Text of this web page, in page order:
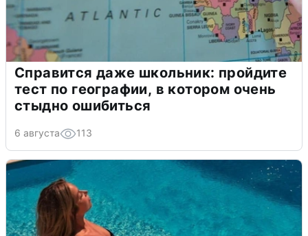
Справится даже школьник: пройдите
тест по географии, в котором очень
стыдно ошибиться
6 августа 113